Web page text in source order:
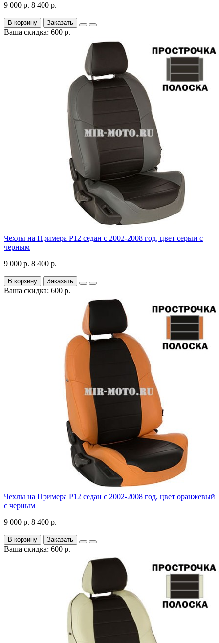
9 000 р. 8 400 р.
В корзину Заказать
Ваша скидка: 600 р.
Чехлы на Примера P12 седан с 2002-2008 год, цвет серый с
черным
9 000 р. 8 400 р.
В корзину Заказать
Ваша скидка: 600 р.
Чехлы на Примера P12 седан с 2002-2008 год, цвет оранжевый
с черным
9 000 р. 8 400 р.
В корзину Заказать
Ваша скидка: 600 р.